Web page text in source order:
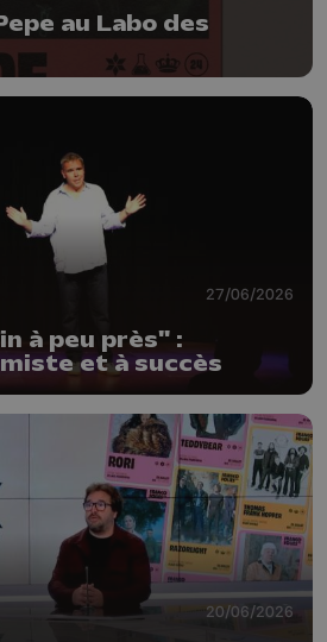
au Labo des
27/06/2026
à peu près" :
et à succès
20/06/2026